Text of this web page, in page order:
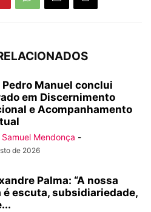
Pedro Manuel conclui
em Discernimento
e Acompanhamento
Samuel Mendonça -
de 2026
Palma: “A nossa
é escuta, subsidiariedade,